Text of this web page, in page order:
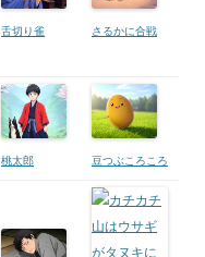
舌切り雀 さるかに合戦
桃太郎 豆つぶころころ